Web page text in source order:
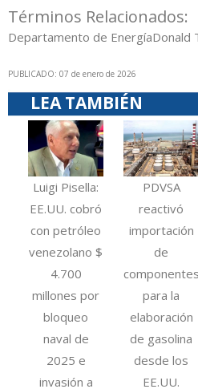
Términos Relacionados:
Departamento de EnergíaDonald
PUBLICADO: 07 de enero de 2026
LEA TAMBIÉN
Luigi Pisella:
EE.UU. cobró
con petróleo
venezolano $
4.700
millones por
bloqueo
naval de
2025 e
invasión a
PDVSA
reactivó
importación
de
componentes
para la
elaboración
de gasolina
desde los
EE.UU.